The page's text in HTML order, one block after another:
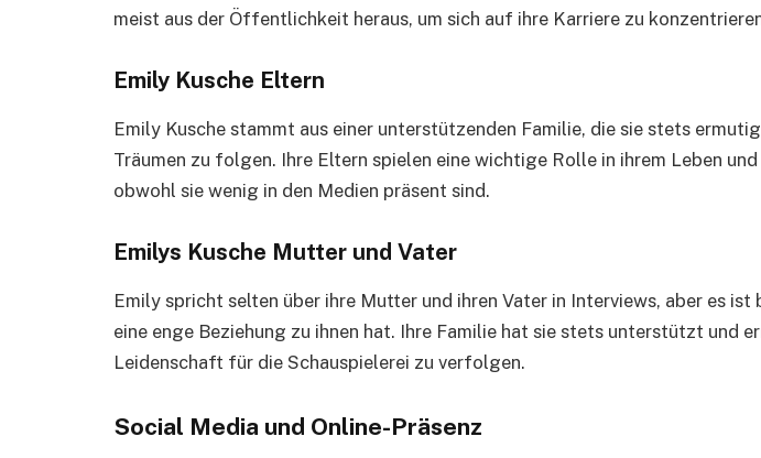
meist aus der Öffentlichkeit heraus, um sich auf ihre Karriere zu
Emily Kusche Eltern
Emily Kusche stammt aus einer unterstützenden Familie, die sie stets
Träumen zu folgen. Ihre Eltern spielen eine wichtige Rolle in ihrem Leben
obwohl sie wenig in den Medien präsent sind.
Emilys Kusche Mutter und Vater
Emily spricht selten über ihre Mutter und ihren Vater in Interviews, aber es ist
eine enge Beziehung zu ihnen hat. Ihre Familie hat sie stets unterstützt und
Leidenschaft für die Schauspielerei zu verfolgen.
Social Media und Online-Präsenz